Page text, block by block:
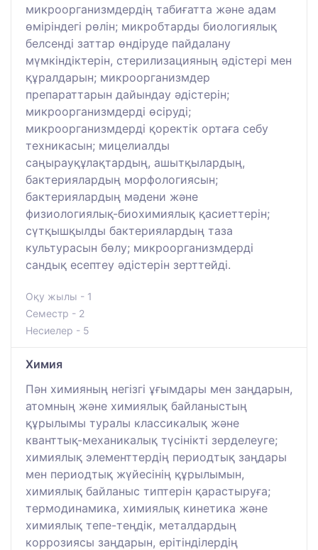
микроорганизмдердің табиғатта және адам
өміріндегі рөлін; микробтарды биологиялық
белсенді заттар өндіруде пайдалану
мүмкіндіктерін, стерилизацияның әдістері мен
құралдарын; микроорганизмдер
препараттарын дайындау әдістерін;
микроорганизмдерді өсіруді;
микроорганизмдерді қоректік ортаға себу
техникасын; мицелиалды
саңырауқұлақтардың, ашытқылардың,
бактериялардың морфологиясын;
бактериялардың мәдени және
физиологиялық-биохимиялық қасиеттерін;
сүтқышқылды бактериялардың таза
культурасын бөлу; микроорганизмдерді
сандық есептеу әдістерін зерттейді.
Оқу жылы - 1
Семестр - 2
Несиелер - 5
Химия
Пән химияның негізгі ұғымдары мен заңдарын,
атомның және химиялық байланыстың
құрылымы туралы классикалық және
кванттық-механикалық түсінікті зерделеуге;
химиялық элементтердің периодтық заңдары
мен периодтық жүйесінің құрылымын,
химиялық байланыс типтерін қарастыруға;
термодинамика, химиялық кинетика және
химиялық тепе-теңдік, металдардың
коррозиясы заңдарын, ерітінділердің